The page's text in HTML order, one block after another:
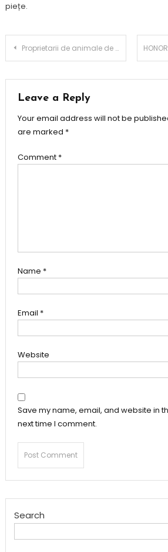
piețe.
Post
Proprietarii de animale de companie petrec mai mult timp făcând curățenie decât cei fără prieteni necuvântători, conform cu studiul Dyson Wet Cleaning
Leave a Reply
Your email address will not be
are marked *
Comment *
Name *
Email *
Website
Save my name, email, and website in
next time I comment.
Search